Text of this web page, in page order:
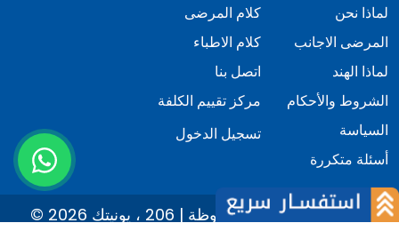
لماذا نحن
المرضى الاجانب
لماذا الهند
الشروط والأحكام
السياسة
أسئلة متكررة
كلام المرضى
كلام الاطباء
اتصل بنا
مركز تقييم الكلفة
تسجيل الدخول
© 2026 كيور انديا. كل الحقوق محفوظة | 206 ، يونيتك